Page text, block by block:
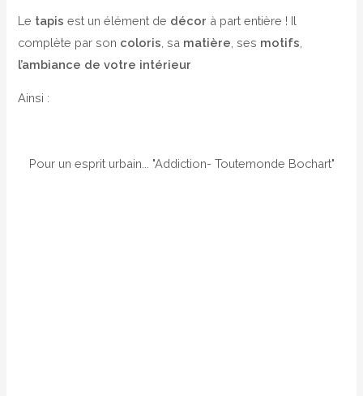
Le tapis est un élément de décor à part entière ! Il
complète par son coloris , sa matière , ses motifs
l’ambiance de votre intérieur
Ainsi :
Pour un esprit urbain... "Addiction- Toutemonde Bochart"